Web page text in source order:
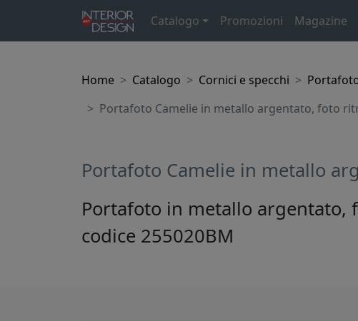
Catalogo Promozioni Magazine
Home Catalogo Cornici e specchi
Portafoto Camelie in metallo argentato, foto
Portafoto Camelie in metallo
Portafoto in metallo argentato,
codice 255020BM